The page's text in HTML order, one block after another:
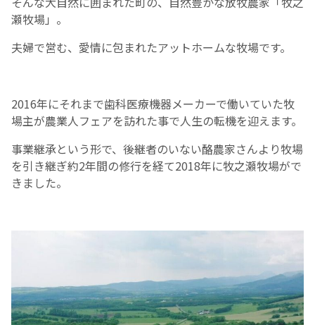
瀬牧場」。
夫婦で営む、愛情に包まれたアットホームな牧場です。
2016年にそれまで歯科医療機器メーカーで働いていた牧
場主が農業人フェアを訪れた事で人生の転機を迎えます。
​事業継承という形で、後継者のいない酪農家さんより牧場
を引き継ぎ約2年間の修行を経て2018年に牧之瀬牧場がで
きました。